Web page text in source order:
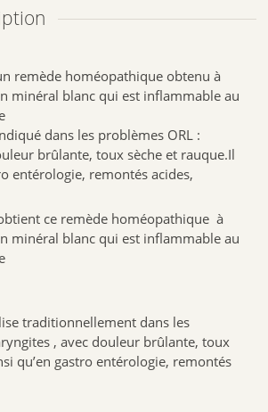
remède homéopathique obtenu à
minéral blanc qui est inflammable au
dans les problèmes ORL :
brûlante, toux sèche et rauque.Il
entérologie, remontés acides,
ce remède homéopathique à
minéral blanc qui est inflammable au
traditionnellement dans les
, avec douleur brûlante, toux
qu’en gastro entérologie, remontés